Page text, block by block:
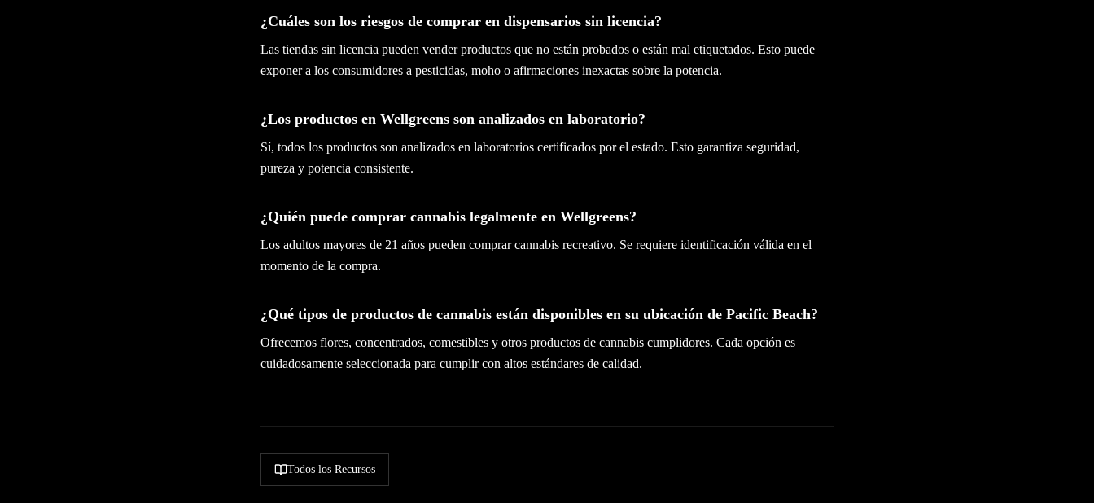
¿Cuáles son los riesgos de comprar en dispensarios sin licencia?
Las tiendas sin licencia pueden vender productos que no están probados o están mal etiquetados. Esto puede
exponer a los consumidores a pesticidas, moho o afirmaciones inexactas sobre la potencia.
¿Los productos en Wellgreens son analizados en laboratorio?
Sí, todos los productos son analizados en laboratorios certificados por el estado. Esto garantiza seguridad,
pureza y potencia consistente.
¿Quién puede comprar cannabis legalmente en Wellgreens?
Los adultos mayores de 21 años pueden comprar cannabis recreativo. Se requiere identificación válida en el
momento de la compra.
¿Qué tipos de productos de cannabis están disponibles en su ubicación de Pacific Beach?
Ofrecemos flores, concentrados, comestibles y otros productos de cannabis cumplidores. Cada opción es
cuidadosamente seleccionada para cumplir con altos estándares de calidad.
Todos los Recursos